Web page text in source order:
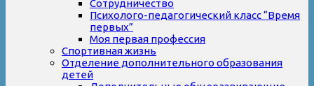
Сотрудничество
Психолого-педагогический класс “Время
первых”
Моя первая профессия
Спортивная жизнь
Отделение дополнительного образования
детей